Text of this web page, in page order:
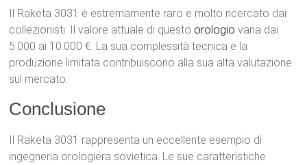
Il Raketa 3031 è estremamente raro e molto ricercato dai
collezionisti. Il valore attuale di questo orologio varia dai
5.000 ai 10.000 €. La sua complessità tecnica e la
produzione limitata contribuiscono alla sua alta valutazione
sul mercato.
Conclusione
Il Raketa 3031 rappresenta un eccellente esempio di
ingegneria orologiera sovietica. Le sue caratteristiche